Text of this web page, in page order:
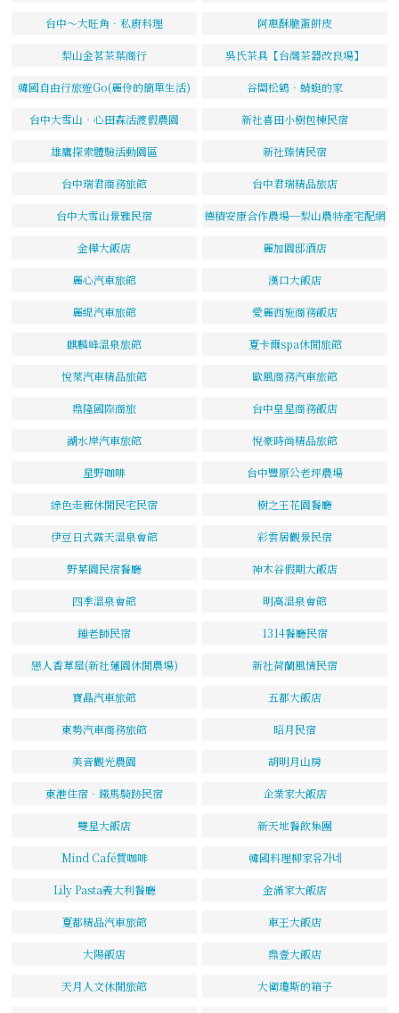
台中～大旺角．私廚料理 阿惠酥脆蛋餅皮
梨山金茗茶葉商行 吳氏茶具【台灣茶器改良場】
韓國自由行旅遊Go(麗伶的簡單生活) 谷關松鶴‧蜻蜓的家
台中大雪山‧心田森活渡假農園 新社喜田小樹包棟民宿
雄鷹探索體驗活動園區 新社臻情民宿
台中瑞君商務旅館 台中君瑞精品旅店
台中大雪山景雅民宿 德積安康合作農場─梨山農特產宅配網
金樺大飯店 麗加園邸酒店
麗心汽車旅館 漢口大飯店
麗緹汽車旅館 愛麗西施商務飯店
麒麟峰溫泉旅館 夏卡爾spa休閒旅館
悅萊汽車精品旅館 歐風商務汽車旅館
鼎隆國際商旅 台中皇星商務飯店
湖水岸汽車旅館 悅豪時尚精品旅館
星野咖啡 台中豐原公老坪農場
綠色走廊休閒民宅民宿 樹之王花園餐廳
伊豆日式露天溫泉會館 彩雲居觀景民宿
野菜園民宿餐廳 神木谷假期大飯店
四季溫泉會館 明高溫泉會館
鍾老師民宿 1314餐廳民宿
戀人香草屋(新社蓮園休閒農場) 新社荷蘭風情民宿
寶晶汽車旅館 五都大飯店
東勢汽車商務旅館 昭月民宿
美音觀光農園 胡明月山房
東港住宿‧鐵馬騎跡民宿 企業家大飯店
雙星大飯店 新天地餐飲集團
Mind Café買咖啡 韓國料理柳家유가네
Lily Pasta義大利餐廳 金滿家大飯店
夏都精品汽車旅館 車王大飯店
大陽飯店 鼎壹大飯店
天月人文休閒旅館 大衛瓊斯的箱子